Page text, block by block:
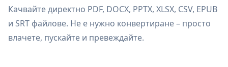
Качвайте директно PDF, DOCX, PPTX, XLSX, CSV, EPUB
и SRT файлове. Не е нужно конвертиране – просто
влачете, пускайте и превеждайте.